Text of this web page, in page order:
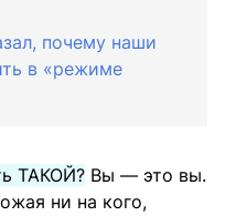
почему наши
в «режиме
ТАКОЙ? Вы — это вы.
ни на кого,